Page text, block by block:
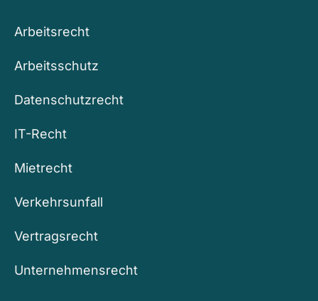
Arbeitsrecht
Arbeitsschutz
Datenschutzrecht
IT-Recht
Mietrecht
Verkehrsunfall
Vertragsrecht
Unternehmensrecht